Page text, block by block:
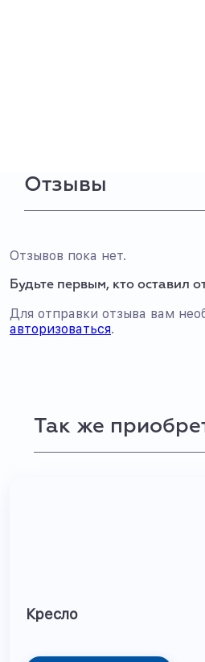
Отзывы
Отзывов пока нет.
Будьте первым, кто оставил
Для отправки отзыва вам
авторизоваться.
Так же
Кресло